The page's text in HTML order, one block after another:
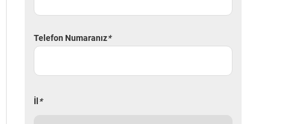
Telefon Numaranız*
İl *